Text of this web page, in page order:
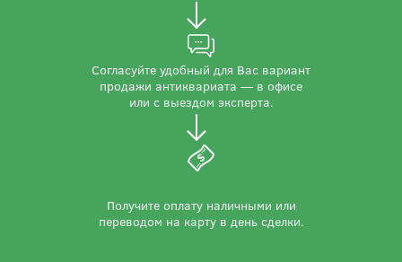
Согласуйте удобный для Вас вариант
продажи антиквариата — в офисе
или с выездом эксперта.
Получите оплату наличными или
переводом на карту в день сделки.